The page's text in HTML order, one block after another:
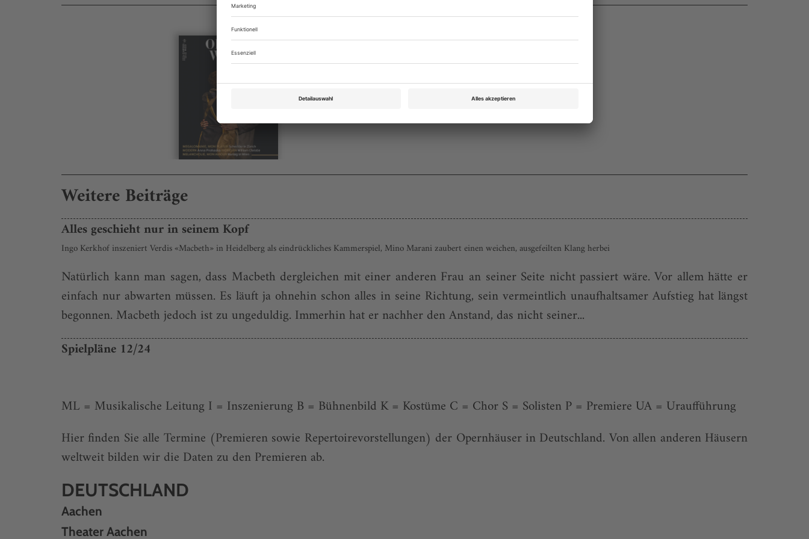
Opernwelt Dezember 2024
von Peter Hagmann
Bestellen
Weitere Beiträge
Alles geschieht nur in seinem Kopf
Ingo Kerkhof inszeniert Verdis «Macbeth» in Heidelberg als eindrückliches Kammerspiel, Mino Marani zaubert einen weichen, ausgefeilten Klang herbei
Natürlich kann man sagen, dass Macbeth dergleichen mit einer anderen Frau an seiner Seite nicht passiert wäre. Vor allem hätte er
einfach nur abwarten müssen. Es läuft ja ohnehin schon alles in seine Richtung, sein vermeintlich unaufhaltsamer Aufstieg hat längst
begonnen. Macbeth jedoch ist zu ungeduldig. Immerhin hat er nachher den Anstand, das nicht seiner...
Spielpläne 12/24
ML = Musikalische Leitung I = Inszenierung B = Bühnenbild K = Kostüme C = Chor S = Solisten P = Premiere UA = Uraufführung
Hier finden Sie alle Termine (Premieren sowie Repertoirevorstellungen) der Opernhäuser in Deutschland. Von allen anderen Häusern
weltweit bilden wir die Daten zu den Premieren ab.
DEUTSCHLAND
Aachen
Theater Aachen